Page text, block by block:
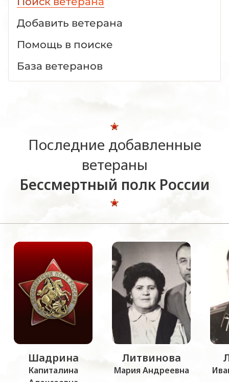
Добавить ветерана
Помощь в поиске
База ветеранов
Последние добавленные
ветераны
Бессмертный полк России
Шадрина
Капиталина
Литвинова
Мария Андреевна